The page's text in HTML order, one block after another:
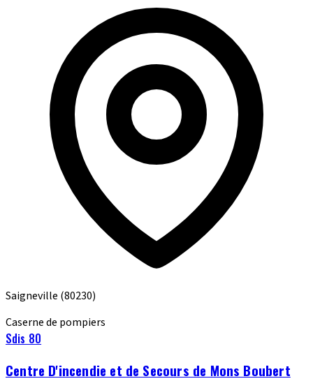
Saigneville (80230)
Caserne de pompiers
Sdis 80
Centre D'incendie et de Secours de Mons Boubert